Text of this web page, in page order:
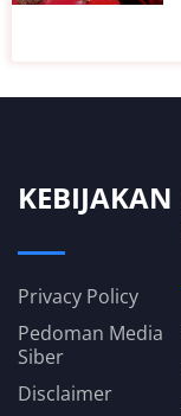
KEBIJAKAN
Privacy Policy
Pedoman Media
Siber
Disclaimer